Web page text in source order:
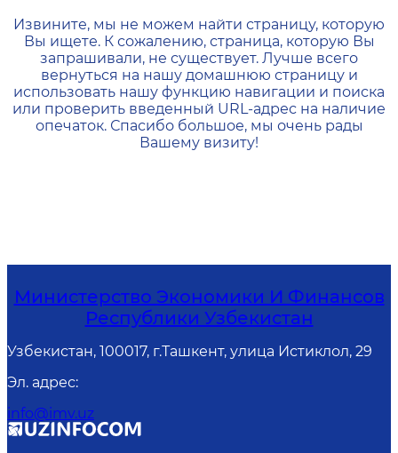
404 — Страница не
Извините, мы не можем найти страницу, которую
Вы ищете. К сожалению, страница, которую Вы
запрашивали, не существует. Лучше всего
вернуться на нашу домашнюю страницу и
использовать нашу функцию навигации и поиска
или проверить введенный URL-адрес на наличие
опечаток. Спасибо большое, мы очень рады
Вашему визиту!
Министерство Экономики И Финансов
Республики Узбекистан
Узбекистан, 100017, г.Ташкент, улица Истиклол, 29
Эл. адрес:
info@imv.uz